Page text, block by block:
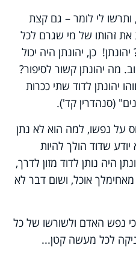
לי לומר – גם קצת
את זהותו של מי שגרם לכל
כן, יהונתן היה יכול
מה יהונתן קשור לסיפור?
יהונתן לדוד שתי ככרות
(סנהדרין קד').
על נפשו, למה הוא לא נתן
יודע שדוד הולך להיות
היה נותן לדוד מזון לדרך,
אוכל, ושום דבר לא
נפש האדם ולשורשו של כל
לכל מעשה קטן...